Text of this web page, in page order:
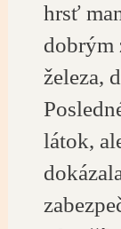
hrsť
dobrým
železa,
látok,